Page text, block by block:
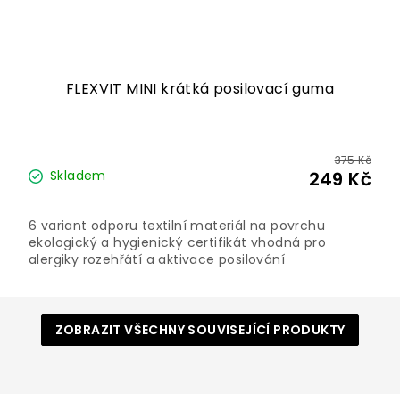
FLEXVIT MINI krátká posilovací guma
Skladem
375 Kč
249 Kč
6 variant odporu textilní materiál na povrchu
ekologický a hygienický certifikát vhodná pro
alergiky rozehřátí a aktivace posilování
ZOBRAZIT VŠECHNY SOUVISEJÍCÍ PRODUKTY